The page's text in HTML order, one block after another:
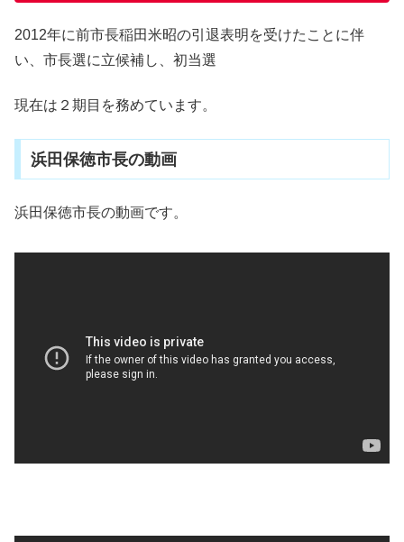
2012年に前市長稲田米昭の引退表明を受けたことに伴
い、市長選に立候補し、初当選
現在は２期目を務めています。
浜田保徳市長の動画
浜田保徳市長の動画です。